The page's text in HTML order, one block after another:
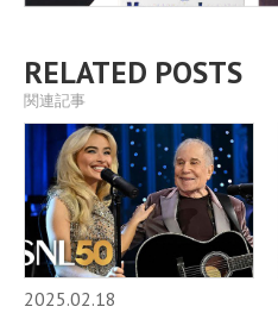
RELATED POSTS
関連記事
2025.02.18